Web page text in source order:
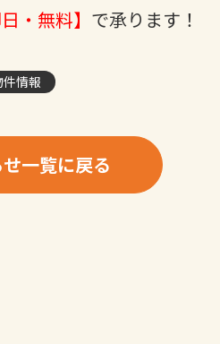
日・無料】 で承ります！
件情報
一覧に戻る